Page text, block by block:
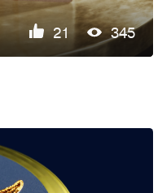
21 345